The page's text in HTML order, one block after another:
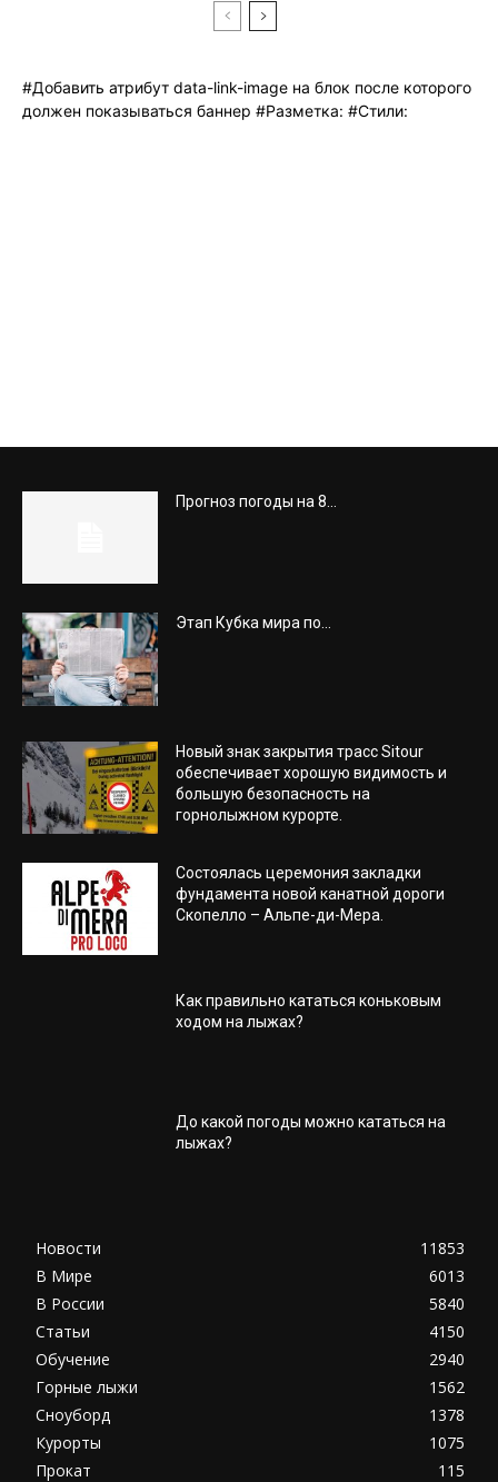
Прогноз погоды на 8...
Этап Кубка мира по...
Новый знак закрытия трасс Sitour
обеспечивает хорошую видимость и
большую безопасность на
горнолыжном курорте.
Состоялась церемония закладки
фундамента новой канатной дороги
Скопелло – Альпе-ди-Мера.
Как правильно кататься коньковым
ходом на лыжах?
До какой погоды можно кататься на
лыжах?
Новости
11853
В Мире
6013
В России
5840
Статьи
4150
Обучение
2940
Горные лыжи
1562
Сноуборд
1378
Курорты
1075
Прокат
115